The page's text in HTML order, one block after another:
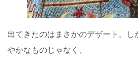
出てきたのはまさかのデザート。
やかなものじゃなく、